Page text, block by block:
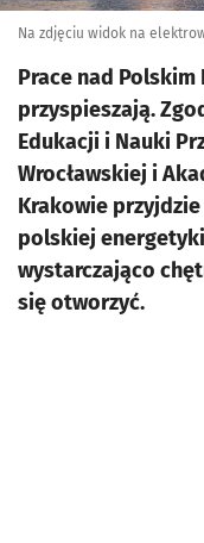
Na zdjęciu widok na
Prace nad
przyspieszają.
Edukacji i Nauki
Wrocławskiej i
Krakowie
polskiej
wystarczająco
się otworzyć.